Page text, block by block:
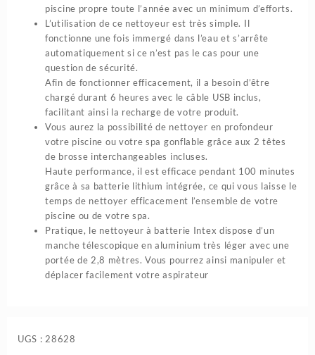
piscine propre toute l’année avec un minimum d’efforts.
L’utilisation de ce nettoyeur est très simple. Il
fonctionne une fois immergé dans l’eau et s’arrête
automatiquement si ce n’est pas le cas pour une
question de sécurité.
Afin de fonctionner efficacement, il a besoin d’être
chargé durant 6 heures avec le câble USB inclus,
facilitant ainsi la recharge de votre produit.
Vous aurez la possibilité de nettoyer en profondeur
votre piscine ou votre spa gonflable grâce aux 2 têtes
de brosse interchangeables incluses.
Haute performance, il est efficace pendant 100 minutes
grâce à sa batterie lithium intégrée, ce qui vous laisse le
temps de nettoyer efficacement l’ensemble de votre
piscine ou de votre spa.
Pratique, le nettoyeur à batterie Intex dispose d’un
manche télescopique en aluminium très léger avec une
portée de 2,8 mètres. Vous pourrez ainsi manipuler et
déplacer facilement votre aspirateur
UGS : 28628